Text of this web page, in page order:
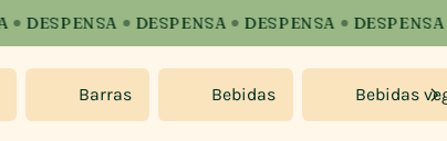
DESPENSA DESPENSA DESPENSA DESPENSA
Barras Bebidas Bebidas